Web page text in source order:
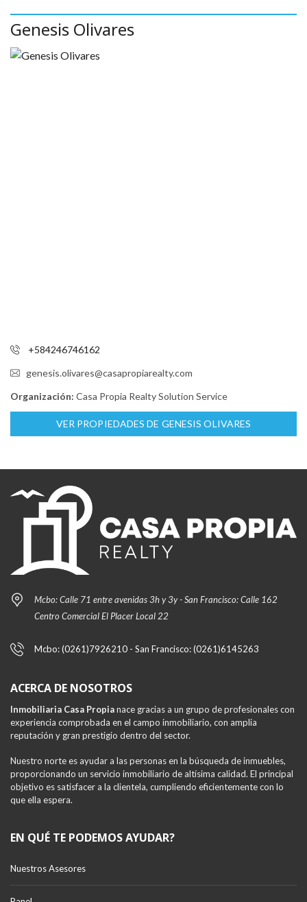
Genesis Olivares
+584246746162
genesis.olivares@casapropiarealty.com
Organización: Casa Propia Realty Solution Service
VER PROPIEDADES DE GENESIS OLIVARES
Mcbo: Calle 71 entre avenidas 3h y 3y - San Francisco: Calle 162
Centro Comercial El Placer Local 22
Mcbo: (0261)7926210 - San Francisco: (0261)6145263
ACERCA DE NOSOTROS
Inmobiliaria Casa Propianace gracias a un grupo de profesionales con
experiencia comprobada en el campo inmobiliario, con amplia
reputación y gran prestigio dentro del sector.
Nuestro norte es ayudar a las personas en la búsqueda de inmuebles,
proporcionando un servicio inmobiliario de altísima calidad. El principal
objetivo es satisfacer a la clientela, cumpliendo eficientemente con lo
que ella espera.
EN QUÉ TE PODEMOS AYUDAR?
Nuestros Asesores